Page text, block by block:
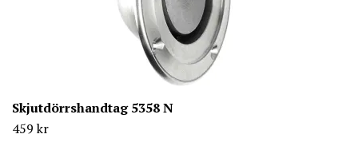
Skjutdörrshandtag 5358 N
459 kr